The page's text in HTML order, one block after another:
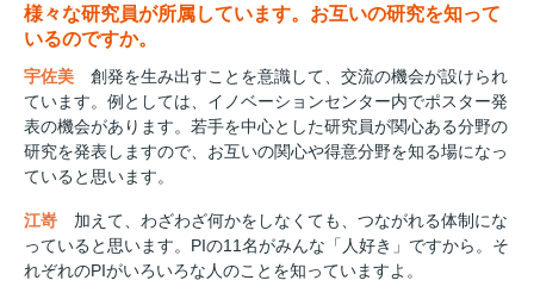
様々な研究員が所属しています。お互いの研究を知って
いるのですか。
宇佐美 創発を生み出すことを意識して、交流の機会が設けられ
ています。例としては、イノベーションセンター内でポスター発
表の機会があります。若手を中心とした研究員が関心ある分野の
研究を発表しますので、お互いの関心や得意分野を知る場になっ
ていると思います。
江嵜 加えて、わざわざ何かをしなくても、つながれる体制にな
っていると思います。PIの11名がみんな「人好き」ですから。そ
れぞれのPIがいろいろな人のことを知っていますよ。